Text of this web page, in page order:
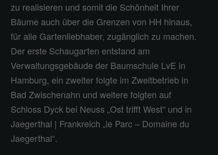
zu realisieren und somit die Schönheit Ihrer
Bäume auch über die Grenzen von HH hinaus,
für alle Gartenliebhaber, zugänglich zu machen.
Der erste Schaugarten entstand am
Verwaltungsgebäude der Baumschule LvE in
Hamburg, ein zweiter folgte im Zweitbetrieb in
Bad Zwischenahn und weitere folgten auf
Schloss Dyck bei Neuss „Ost trifft West“ und in
Jaegerthal | Frankreich „le Parc – Domaine du
Jaegerthal“.